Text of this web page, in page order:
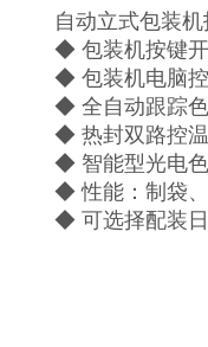
自动立式包装
◆ 包装机按键
◆ 包装机电脑
◆ 全自动跟踪
◆ 热封双路控
◆ 智能型光电
◆ 性能：制袋
◆ 可选择配装